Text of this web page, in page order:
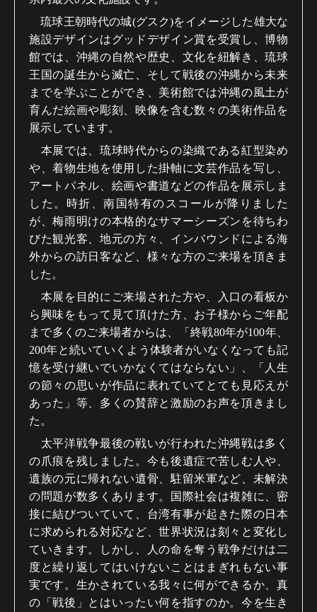
琉球王朝時代の城(グスク)をイメージした雄大な
施設デザインはグッドデザイン賞を受賞し、博物
館では、沖縄の自然や歴史、文化を紐解き、琉球
王国の誕生から滅亡、そして戦後の沖縄から未来
までを学ぶことができ、美術館では沖縄の風土が
育んだ絵画や彫刻、映像を含む数々の美術作品を
展示しています。
本展では、琉球時代からの染織である紅型染め
や、着物生地を使用した掛軸に文芸作品を写し、
アートパネル、絵画や書道などの作品を展示しま
した。時折、南国特有のスコールが降りました
が、梅雨明けの本格的なサマーシーズンを待ちわ
びた観光客、地元の方々、インバウンドによる海
外からの訪日客など、様々な方のご来場を頂きま
した。
本展を目的にご来場された方や、入口の看板か
ら興味をもって見て頂けた方、お子様からご年配
まで多くのご来場者からは、「終戦80年が100年、
200年と続いていくよう体験者がいなくなっても記
憶を受け継いでいかなくてはならない」、「人生
の節々の思いが作品に表れていてとても見応えが
あった」等、多くの賛辞と激励のお声を頂きまし
た。
太平洋戦争最後の戦いが行われた沖縄戦は多く
の爪痕を残しました。今も後遺症で苦しむ人や、
遺族の元に帰れない遺骨、駐留米軍など、未解決
の問題が数多くあります。国際社会は複雑に、密
接に結びついていて、台湾有事が起きた際の日本
に求められる対応など、世界状況は刻々と変化し
ていきます。しかし、人の命を奪う戦争だけは二
度と繰り返してはいけないことはまぎれもない事
実です。生かされている我々に何ができるか、真
の「戦後」とはいったい何を指すのか。今を生き